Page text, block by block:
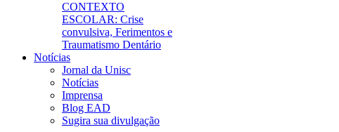
CONTEXTO
ESCOLAR: Crise
convulsiva, Ferimentos e
Traumatismo Dentário
Notícias
Jornal da Unisc
Notícias
Imprensa
Blog EAD
Sugira sua divulgação